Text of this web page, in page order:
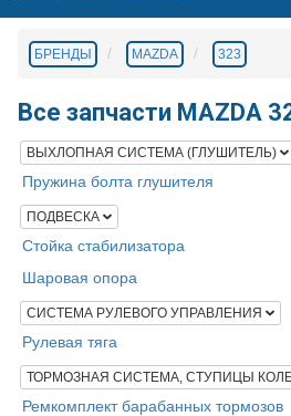
БРЕНДЫ MAZDA 323
Все запчасти MAZDA
ВЫХЛОПНАЯ СИСТЕМА (ГЛУШИТЕЛЬ)
Пружина болта глушителя
ПОДВЕСКА
Стойка стабилизатора
Шаровая опора
СИСТЕМА РУЛЕВОГО УПРАВЛЕНИЯ
Рулевая тяга
ТОРМОЗНАЯ СИСТЕМА, СТУПИЦЫ
Ремкомплект барабанных тормозов